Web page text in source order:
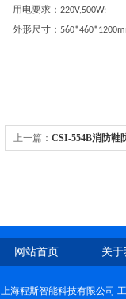
用电要求： 220V,500W;
外形尺寸：
上一篇： CSI-554B消防鞋
网站首页 关
上海程斯智能科技有限公司